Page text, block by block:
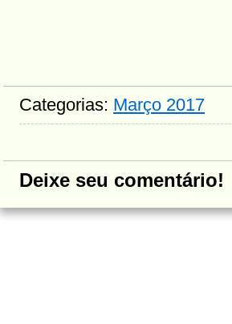
Categorias: Março 2017
Deixe seu comentário!